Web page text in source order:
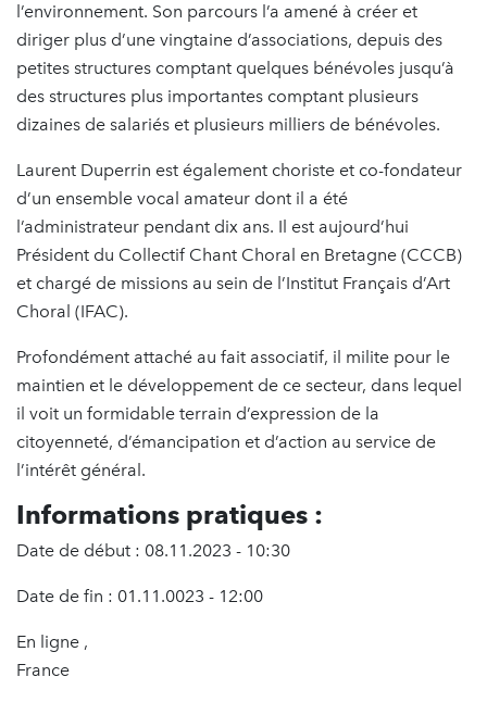
l’environnement. Son parcours l’a amené à créer et
diriger plus d’une vingtaine d’associations, depuis des
petites structures comptant quelques bénévoles jusqu’à
des structures plus importantes comptant plusieurs
dizaines de salariés et plusieurs milliers de bénévoles.
Laurent Duperrin est également choriste et co-fondateur
d’un ensemble vocal amateur dont il a été
l’administrateur pendant dix ans. Il est aujourd’hui
Président du Collectif Chant Choral en Bretagne (CCCB)
et chargé de missions au sein de l’Institut Français d’Art
Choral (IFAC).
Profondément attaché au fait associatif, il milite pour le
maintien et le développement de ce secteur, dans lequel
il voit un formidable terrain d’expression de la
citoyenneté, d’émancipation et d’action au service de
l’intérêt général.
Informations pratiques :
Date de début : 08.11.2023 - 10:30
Date de fin : 01.11.0023 - 12:00
En ligne ,
France